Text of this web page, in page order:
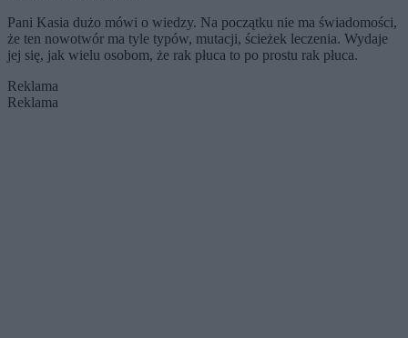
Pani Kasia dużo mówi o wiedzy. Na początku nie ma świadomości,
że ten nowotwór ma tyle typów, mutacji, ścieżek leczenia. Wydaje
jej się, jak wielu osobom, że rak płuca to po prostu rak płuca.
Reklama
Reklama